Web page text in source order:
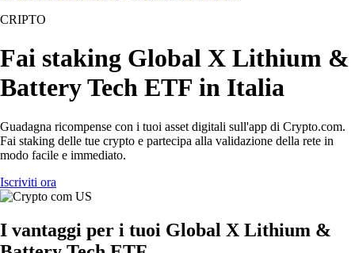
CRIPTO
Fai staking Global X Lithium &
Battery Tech ETF in Italia
Guadagna ricompense con i tuoi asset digitali sull'app di Crypto.com.
Fai staking delle tue crypto e partecipa alla validazione della rete in
modo facile e immediato.
Iscriviti ora
I vantaggi per i tuoi Global X Lithium &